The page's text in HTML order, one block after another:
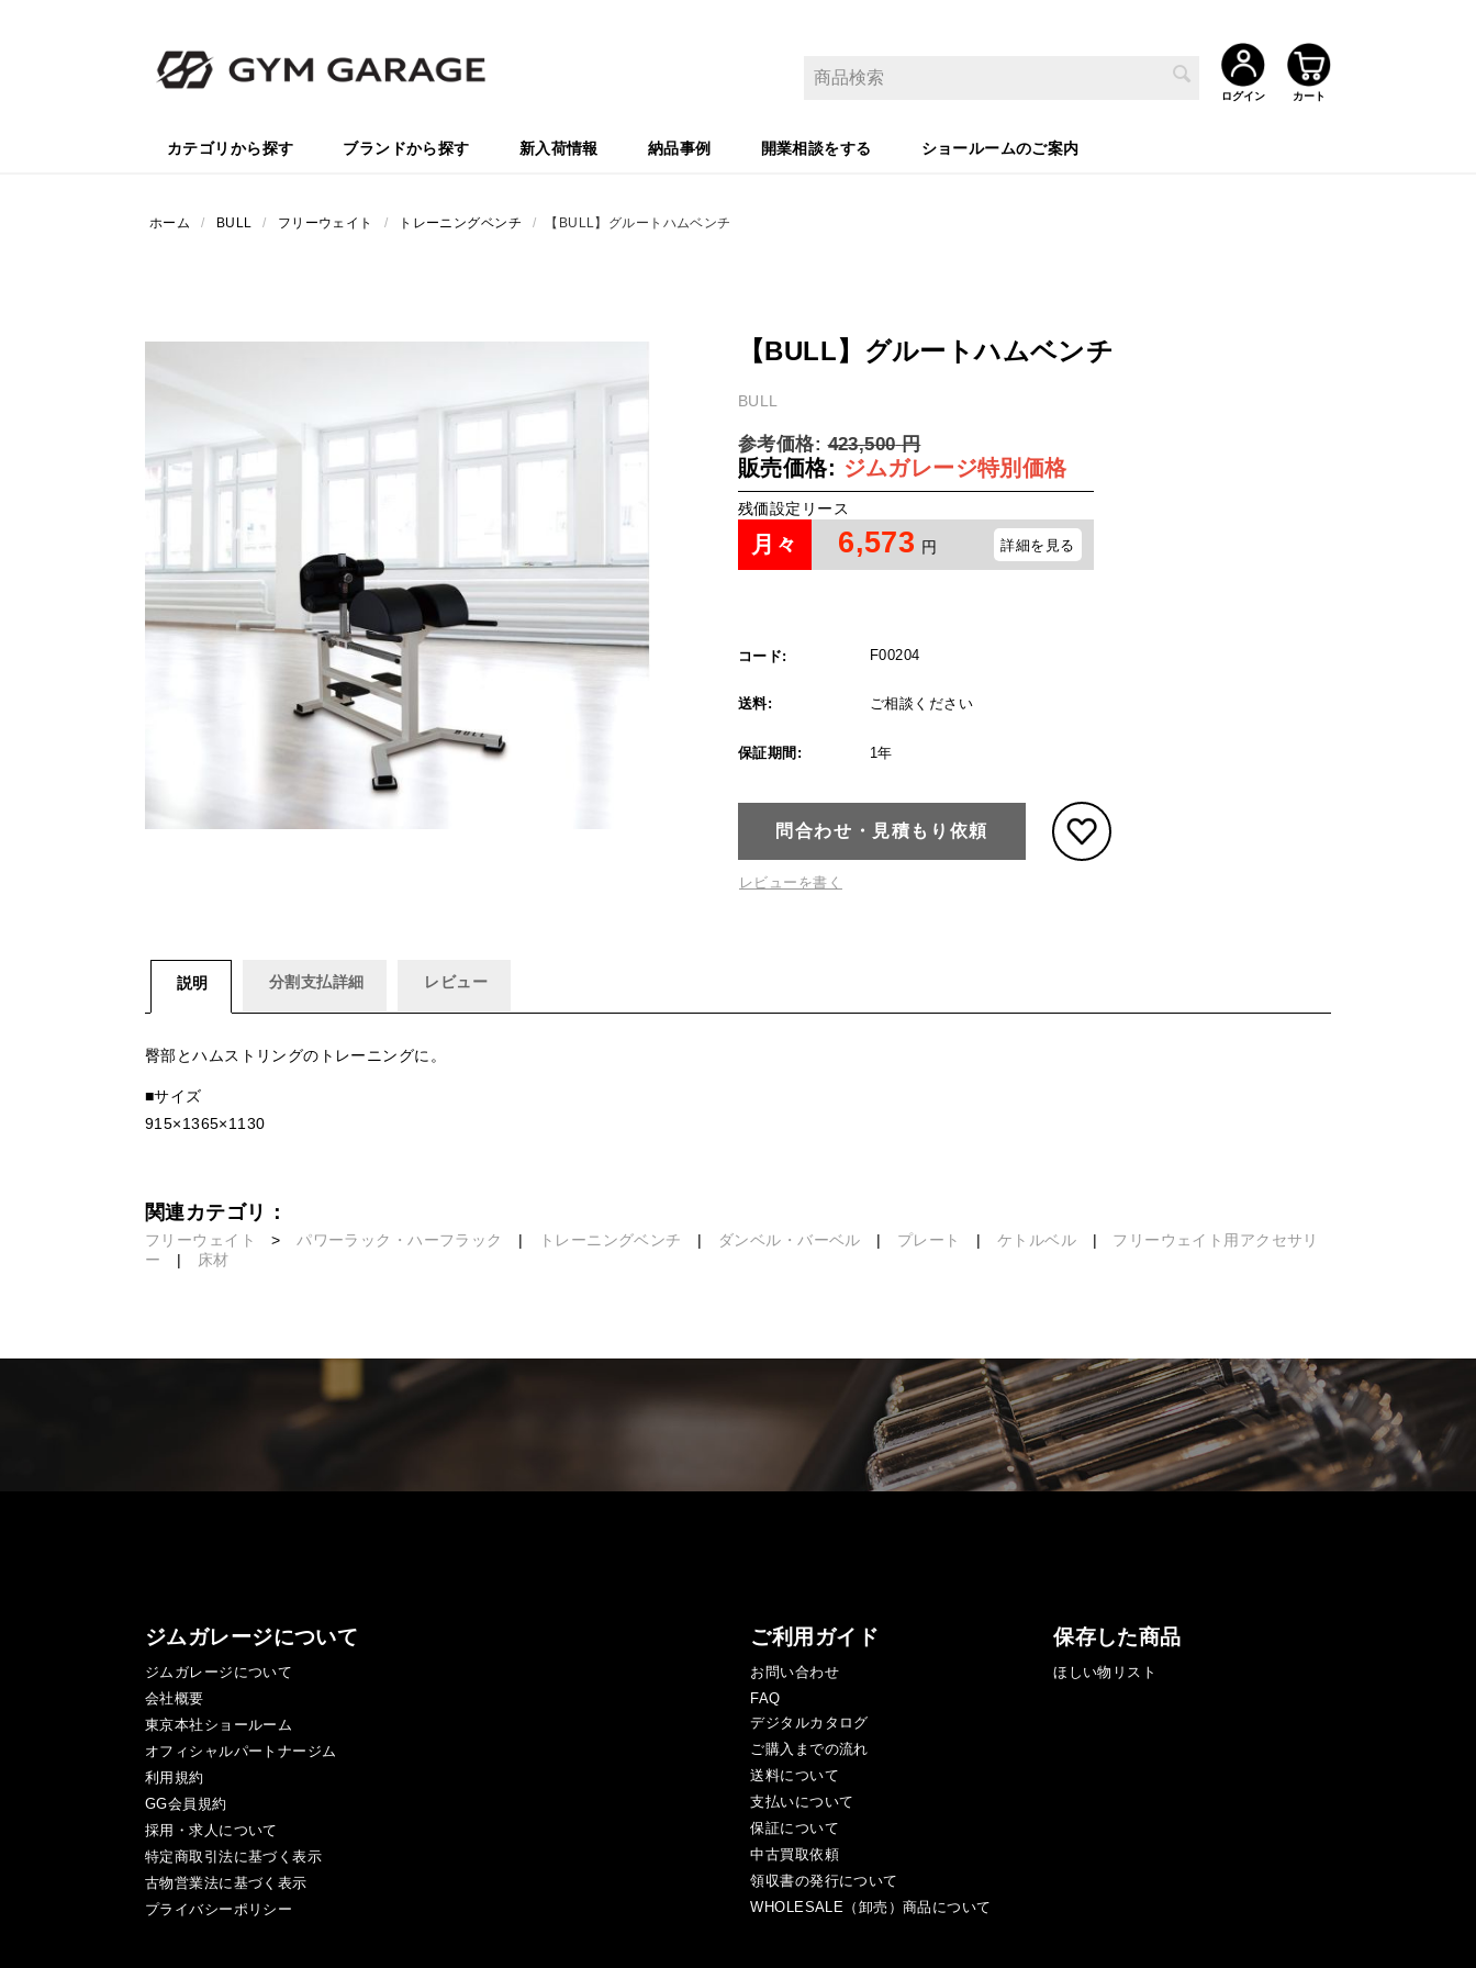
カテゴリから探す ブランドから探す 新入荷情報 納品事例 開業相談をする ショールームのご案内
ホーム / BULL / フリーウェイト / トレーニングベンチ / 【BULL】グルートハムベンチ
【BULL】グルートハムベンチ
BULL
参考価格: 423,500 円
販売価格: ジムガレージ特別価格
残価設定リース
月々 6,573 円 詳細を見る
コード: F00204
送料: ご相談ください
保証期間: 1年
問合わせ・見積もり依頼
レビューを書く
説明 分割支払詳細 レビュー
臀部とハムストリングのトレーニングに。
■サイズ
915×1365×1130
関連カテゴリ：
フリーウェイト > パワーラック・ハーフラック | トレーニングベンチ | ダンベル・バーベル | プレート | ケトルベル | フリーウェイト用アクセサリ
ー | 床材
ジムガレージについて
ジムガレージについて
会社概要
東京本社ショールーム
オフィシャルパートナージム
利用規約
GG会員規約
採用・求人について
特定商取引法に基づく表示
古物営業法に基づく表示
プライバシーポリシー
ご利用ガイド
お問い合わせ
FAQ
デジタルカタログ
ご購入までの流れ
送料について
支払いについて
保証について
中古買取依頼
領収書の発行について
WHOLESALE（卸売）商品について
保存した商品
ほしい物リスト